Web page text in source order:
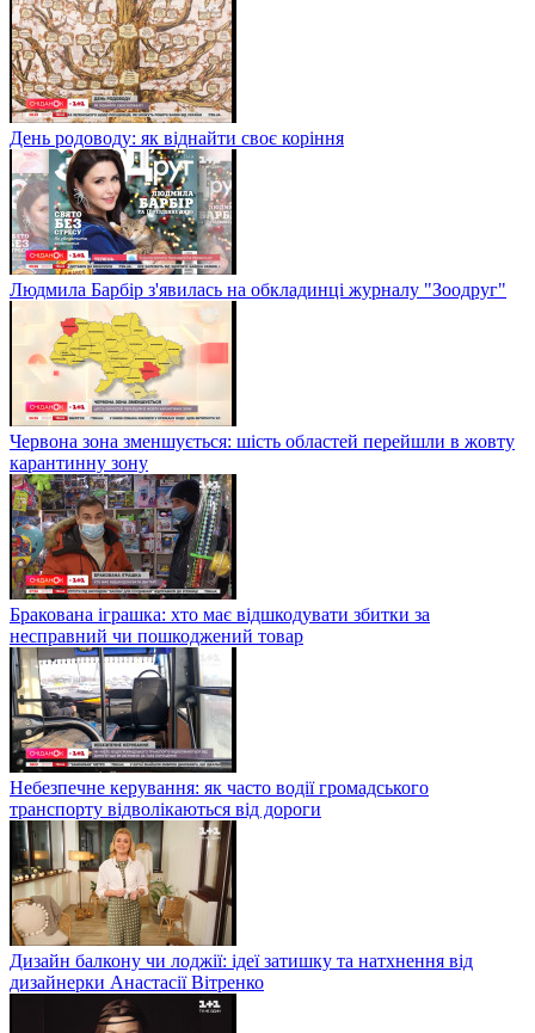
День родоводу: як віднайти своє коріння
Людмила Барбір з'явилась на обкладинці журналу "Зоодруг"
Червона зона зменшується: шість областей перейшли в жовту
карантинну зону
Бракована іграшка: хто має відшкодувати збитки за
несправний чи пошкоджений товар
Небезпечне керування: як часто водії громадського
транспорту відволікаються від дороги
Дизайн балкону чи лоджії: ідеї затишку та натхнення від
дизайнерки Анастасії Вітренко